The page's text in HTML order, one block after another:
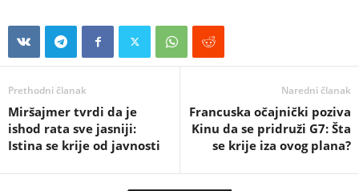
Prethodni članak
Miršajmer tvrdi da je
ishod rata sve jasniji:
Istina se krije od javnosti
Naredni članak
Francuska očajnički poziva
Kinu da se pridruži G7: Šta
se krije iza ovog plana?